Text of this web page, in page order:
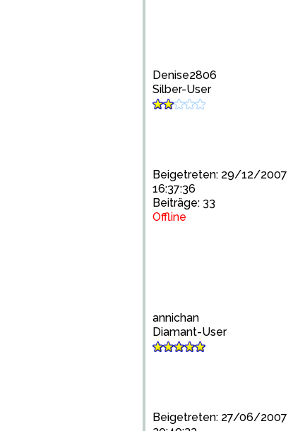
Denise2806
Silber-User
Beigetreten: 29/12/2007
16:37:36
Beiträge: 33
Offline
annichan
Diamant-User
Beigetreten: 27/06/2007